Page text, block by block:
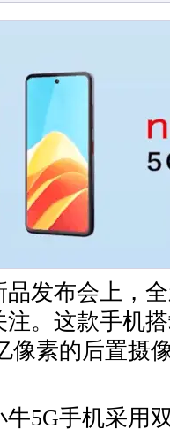
品发布会上，
。这款手机
像素的后置摄
5G手机采用